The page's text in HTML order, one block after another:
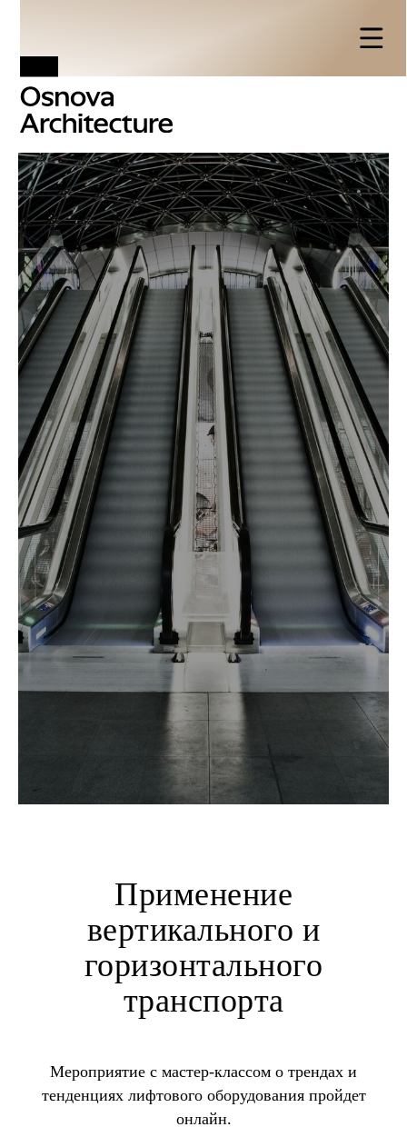
Применение
вертикального и
горизонтального
транспорта
Мероприятие с мастер-классом о трендах и
тенденциях лифтового оборудования пройдет
онлайн.